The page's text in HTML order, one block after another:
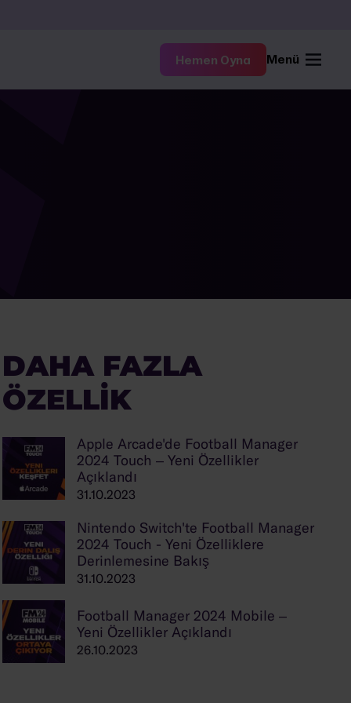
Hemen Oyna Menü
DAHA FAZLA
ÖZELLIK
Apple Arcade'de Football Manager
2024 Touch – Yeni Özellikler
Açıklandı
31.10.2023
Nintendo Switch'te Football Manager
2024 Touch - Yeni Özelliklere
Derinlemesine Bakış
31.10.2023
Football Manager 2024 Mobile –
Yeni Özellikler Açıklandı
26.10.2023